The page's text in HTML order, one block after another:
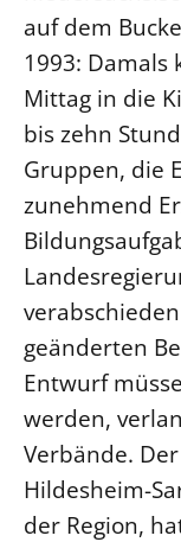
auf dem
1993: Damals
Mittag in die
bis zehn
Gruppen, die
zunehmend
geänderten
Entwurf
werden,
Verbände.
Hildesheim-
der Region,
Datenschutz
27.
Kontakt
Hintergrund
MITARBEIT
Ehrenamt
Beruf
Freie Stellen